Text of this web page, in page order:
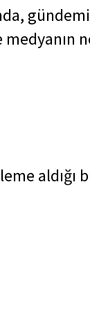
aldığı